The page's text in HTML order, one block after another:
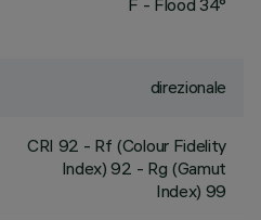
F - Flood 34°
direzionale
CRI 92 - Rf (Colour Fidelity
Index) 92 - Rg (Gamut
Index) 99